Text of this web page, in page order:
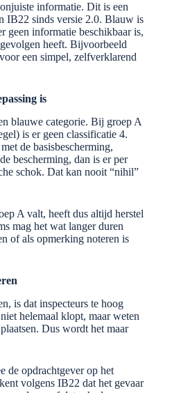
informatie. Dit is een
IB22 sinds versie 2.0. Blauw is
geen informatie beschikbaar is,
heeft. Bijvoorbeeld
een simpel, zelfverklarend
is
blauwe categorie. Bij groep A
is er geen classificatie 4.
de basisbescherming,
bescherming, dan is er per
schok. Dat kan nooit “nihil”
A valt, heeft dus altijd herstel
mag het wat langer duren
of als opmerking noteren is
is dat inspecteurs te hoog
helemaal klopt, maar weten
Dus wordt het maar
de opdrachtgever op het
volgens IB22 dat het gevaar